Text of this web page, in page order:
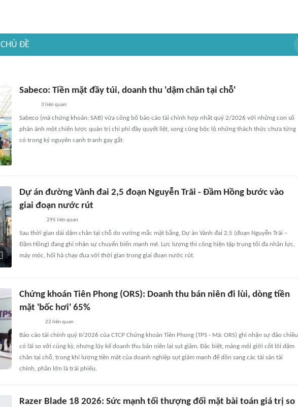
CHỦ ĐỀ
Sabeco: Tiền mặt đầy túi, doanh thu 'dậm chân tại chỗ'
3 liên quan
Sabeco (mã chứng khoán: SAB) vừa công bố báo cáo tài chính hợp nhất quý 2/2026 với những con số
phản ánh một chiến lược quản trị chi phí đầy quyết liệt, song cũng bộc lộ những thách thức chưa từng
có trong kỷ nguyên cạnh tranh gay gắt.
Dự án đường Vành đai 2,5 đoạn Nguyễn Trãi - Đầm Hồng bước vào
giai đoạn nước rút
295 liên quan
Sau thời gian dài dậm chân tại chỗ do vướng mắc mặt bằng, Dự án Vành đai 2,5 (đoạn Nguyễn Trãi –
Đầm Hồng) đang ghi nhận sự chuyển biến mạnh mẽ. Lực lượng thi công hiện tập trung tối đa nhân lực,
máy móc, hối hả chạy đua với thời gian trong giai đoạn nước rút.
Chứng khoán Tiên Phong (ORS): Doanh thu bán niên đi lùi, dòng tiền
mặt 'bốc hơi' 65%
22 liên quan
Báo cáo tài chính quý II/2026 của CTCP Chứng khoán Tiên Phong (TPS - Mã: ORS) ghi nhận sự đảo chiều
có lãi so với cùng kỳ, nhưng lũy kế doanh thu bán niên lại sụt giảm. Đặc biệt, mảng môi giới cốt lõi dậm
chân tại chỗ, trong khi lượng tiền mặt của doanh nghiệp sụt giảm mạnh để dồn sang các tài sản tài
chính, phần lớn là trái phiếu.
Razer Blade 18 2026: Sức mạnh tối thượng đối mặt bài toán giá trị so